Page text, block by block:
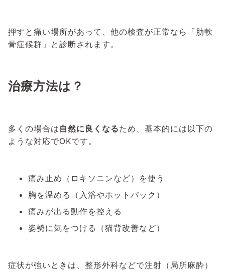
押すと痛い場所があって、他の検査が正常なら「肋軟
骨症候群」と診断されます。
治療方法は？
多くの場合は 自然に良くなるため、基本的には以下の
ような対応でOKです。
痛み止め（ロキソニンなど）を使う
胸を温める（入浴やホットパック）
痛みが出る動作を控える
姿勢に気をつける（猫背改善など）
症状が強いときは、整形外科などで注射（局所麻酔）